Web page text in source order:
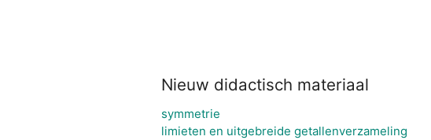
Nieuw didactisch materiaal
symmetrie
limieten en uitgebreide getallenverzameling